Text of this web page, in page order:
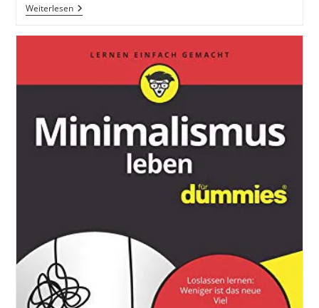
WeiterlesenDas
Leben
Wie
Wahrnehmung,
Und
Deine
Zufriedenheit